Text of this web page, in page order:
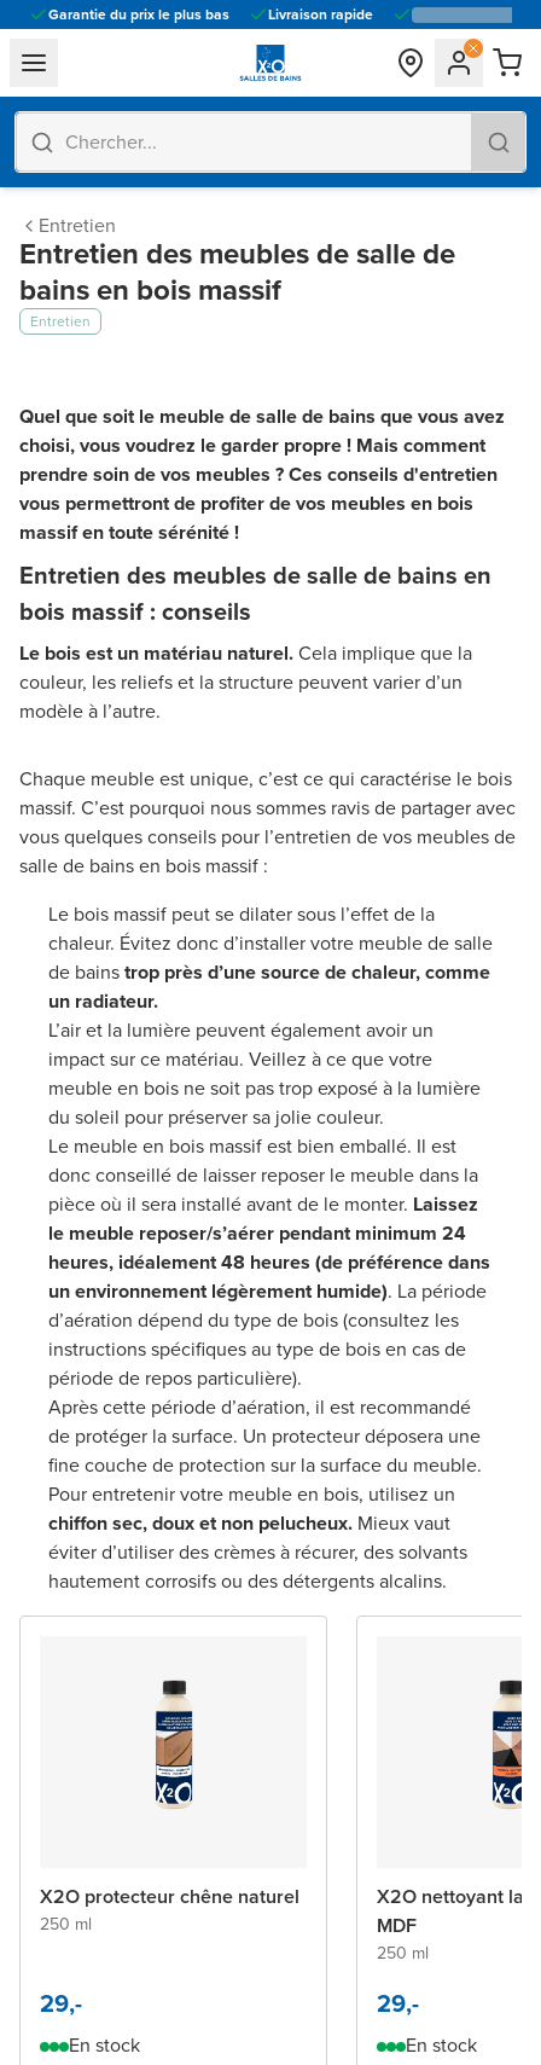
Garantie du prix le plus bas Livraison rapide
general.navigation.toggle_menu.label
Entretien
Entretien des meubles de salle de
bains en bois massif
Entretien
Quel que soit le meuble de salle de bains que vous avez
choisi, vous voudrez le garder propre ! Mais comment
prendre soin de vos meubles ? Ces conseils d'entretien
vous permettront de profiter de vos meubles en bois
massif en toute sérénité !
Entretien des meubles de salle de bains en
bois massif : conseils
Le bois est un matériau naturel.Cela implique que la
couleur, les reliefs et la structure peuvent varier d’un
modèle à l’autre.
Chaque meuble est unique, c’est ce qui caractérise le bois
massif. C’est pourquoi nous sommes ravis de partager avec
vous quelques conseils pour l’entretien de vos meubles de
salle de bains en bois massif :
Le bois massif peut se dilater sous l’effet de la
chaleur. Évitez donc d’installer votre meuble de salle
de bainstrop près d’une source de chaleur, comme
un radiateur.
L’air et la lumière peuvent également avoir un
impact sur ce matériau. Veillez à ce que votre
meuble en bois ne soit pas trop exposé à la lumière
du soleil pour préserver sa jolie couleur.
Le meuble en bois massif est bien emballé. Il est
donc conseillé de laisser reposer le meuble dans la
pièce où il sera installé avant de le monter. Laissez
le meuble reposer/s’aérer pendant minimum 24
heures, idéalement 48 heures (de préférence dans
un environnement légèrement humide). La période
d’aération dépend du type de bois (consultez les
instructions spécifiques au type de bois en cas de
période de repos particulière).
Après cette période d’aération, il est recommandé
de protéger la surface. Un protecteur déposera une
fine couche de protection sur la surface du meuble.
Pour entretenir votre meuble en bois, utilisez un
chiffon sec, doux et non pelucheux. Mieux vaut
éviter d’utiliser des crèmes à récurer, des solvants
hautement corrosifs ou des détergents alcalins.
X2O protecteur chêne naturel
250 ml
29,-
En stock
X2O nettoyant
MDF
250 ml
29,-
En stock